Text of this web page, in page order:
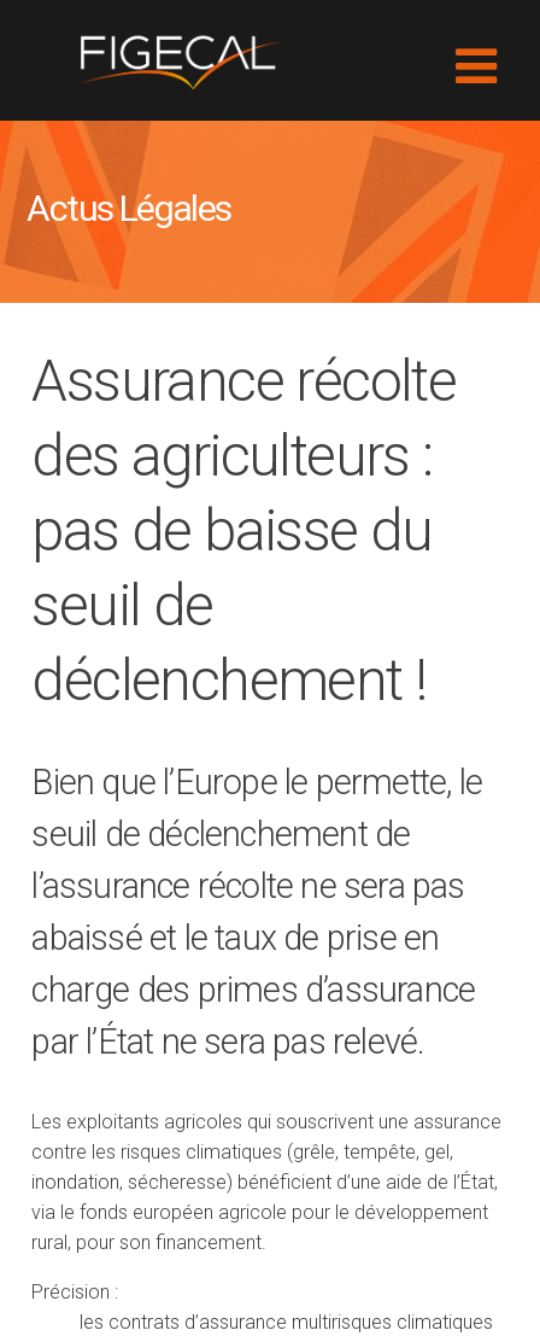
Actus Légales
Assurance récolte
des agriculteurs :
pas de baisse du
seuil de
déclenchement !
Bien que l’Europe le permette, le
seuil de déclenchement de
l’assurance récolte ne sera pas
abaissé et le taux de prise en
charge des primes d’assurance
par l’État ne sera pas relevé.
Les exploitants agricoles qui souscrivent une assurance
contre les risques climatiques (grêle, tempête, gel,
inondation, sécheresse) bénéficient d’une aide de l’État,
via le fonds européen agricole pour le développement
rural, pour son financement.
Précision :
les contrats d’assurance multirisques climatiques